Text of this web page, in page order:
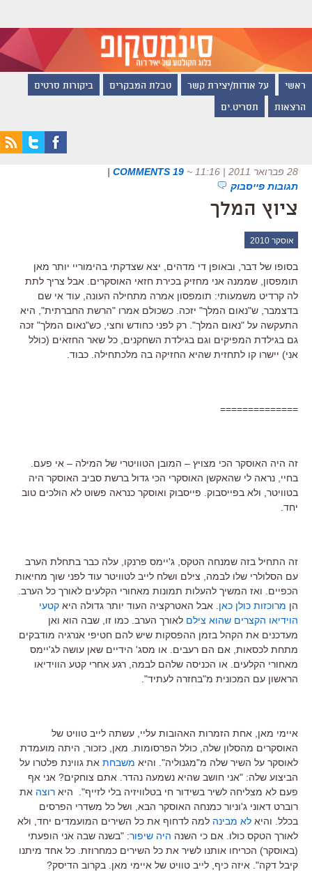
ראשי על אודות/יצירת קשר טבלת המבקרים ביקורות סרטים
הרצאות תסריט.ים
28 פברואר 2011 | 11:16 ~
19 COMMENTS
|
תגובות פייסבוק
ציוץ המלך
אוסקר 2010
בסופו של דבר, ובאופן די מדהים, יצא שצדקתי בהימוריי יותר מאן
תומפסון, שממנה אני מחזיק בכירת חזאי האוסקרים. אבל צריך לתת
לה קרדיט משמעותי: תומפסון אמרה מתחילה העונה, עוד אי שם
בדצמבר, ש"נאום המלך" יזכה. כשכולם אמרו "הרשת החברתית", היא
התעקשה על "נאום המלך". רק לפני כחודש וחצי, כש"נאום המלך" זכה
גם בגילדת המפיקים וגם בגילדת השחקנים, כל שאר החזאים (כולל
אני) יישרו קו לתחזית שהיא החזיקה בה מלכתחילה. כבוד.
==============
זה היה האוסקר הכי מצויץ – המובן הטוויטרי של המילה – אי פעם.
בחיי, נראה לי שהאקשן האוסקרי הכי גדול ברשת סביב האוסקר היה
בטוויטר, ולא בפייסבוק. פייסבוק ואוסקר כנראה פשוט לא הולכים טוב
יחד.
זה התחיל בזה שמנחה הטקס, ג'יימס פרנקו, עלה כבר בתחלת הערב
עם הסלולרי שלו לבמה, צילם ושלח לייב לטוויטר עוד לפני שוך מחיאות
הכפיים. ואז המשיך להעלות תמונות מאחורי הקלעים לאורך כל הערב.
הן מרוכזות כולן כאן . אבל האטרקציה העוד יותר גדולה היא קטעי
הוידיאו הקצרים שהוא צילם לאורך הערב. כמו זו, שבה הוא ואן
מעדכנים את הקהל בזמן ההפסקות שיש להם חטיפי אנרגיה מודבקים
מתחת לכסאות, אם הם רעבים. או מסג' הידיים שאן עושה לג'יימס
מאחורי הקלעים. או הכניסה שלהם לבמה, רגע אחרי קטע הווידיאו
הראשון עם המכונית מ"בחזרה לעתיד".
איימי מאן, אחת הזמרות האהובות עליי, עשתה לייב טוויט של
האוסקרים מהסלון שלה, כולל הפרסומות. מאן, כזכור, היתה מועמדת
לאוסקר על השיר שלה מ"מגנוליה". והיא משבחת את גווינת פלטרו על
הביצוע שלה: "אני חושב שהיא נשמעה נהדר. אתם צוחקים? אני אף
פעם לא מצליחה לשיר בשידור חי בטלוויזיה בלי לזייף". היא רוצה את
רוברט דאוני ג'וניור כמנחה האוסקר הבא, ושל כל משדרי הפרסים
בכלל. והיא לא מבינה למה לדחוף את כל השירים המועמדים יחד, ולא
לאורך הטקס כולו. אם כי השנה היה שיפור: "בשנה שבה אני הופעתי
(באוסקר) הכריחו אותנו לשיר את כל השירים כמחרוזת. כל אחד מיתנו
קיבל דקה". איזה כיף, לייב טוויט של איימי מאן. בקרוב הדיסק?